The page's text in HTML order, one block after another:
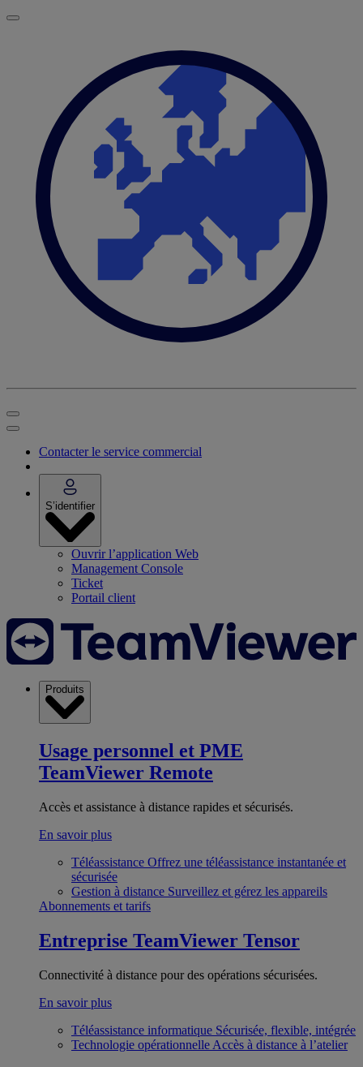
Contacter le service commercial
S’identifier
Ouvrir l’application Web
Management Console
Ticket
Portail client
Produits
Usage personnel et PME
TeamViewer Remote
Accès et assistance à distance rapides et sécurisés.
En savoir plus
Téléassistance Offrez une téléassistance instantanée et
sécurisée
Gestion à distance Surveillez et gérez les appareils
Abonnements et tarifs
Entreprise TeamViewer Tensor
Connectivité à distance pour des opérations sécurisées.
En savoir plus
Téléassistance informatique Sécurisée, flexible, intégrée
Technologie opérationnelle Accès à distance à l’atelier